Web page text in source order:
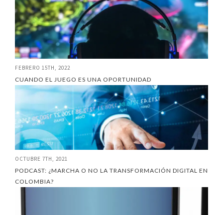
FEBRERO 15TH, 2022
CUANDO EL JUEGO ES UNA OPORTUNIDAD
OCTUBRE 7TH, 2021
PODCAST: ¿MARCHA O NO LA TRANSFORMACIÓN DIGITAL EN
COLOMBIA?